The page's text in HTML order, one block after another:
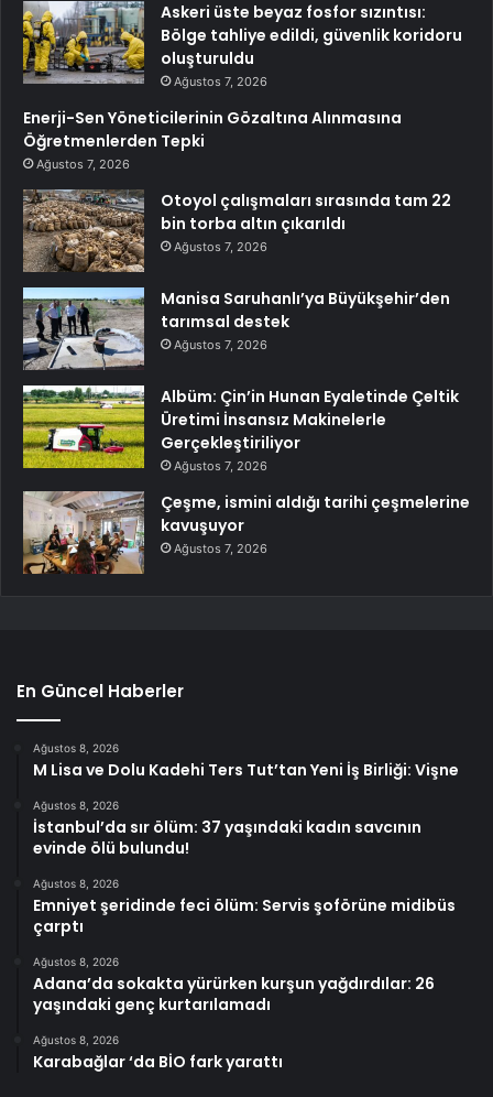
Askeri üste beyaz fosfor sızıntısı:
Bölge tahliye edildi, güvenlik koridoru
oluşturuldu
Ağustos 7, 2026
Enerji-Sen Yöneticilerinin Gözaltına Alınmasına
Öğretmenlerden Tepki
Ağustos 7, 2026
Otoyol çalışmaları sırasında tam 22
bin torba altın çıkarıldı
Ağustos 7, 2026
Manisa Saruhanlı’ya Büyükşehir’den
tarımsal destek
Ağustos 7, 2026
Albüm: Çin’in Hunan Eyaletinde Çeltik
Üretimi İnsansız Makinelerle
Gerçekleştiriliyor
Ağustos 7, 2026
Çeşme, ismini aldığı tarihi çeşmelerine
kavuşuyor
Ağustos 7, 2026
En Güncel Haberler
Ağustos 8, 2026
M Lisa ve Dolu Kadehi Ters Tut’tan Yeni İş Birliği: Vişne
Ağustos 8, 2026
İstanbul’da sır ölüm: 37 yaşındaki kadın savcının
evinde ölü bulundu!
Ağustos 8, 2026
Emniyet şeridinde feci ölüm: Servis şoförüne midibüs
çarptı
Ağustos 8, 2026
Adana’da sokakta yürürken kurşun yağdırdılar: 26
yaşındaki genç kurtarılamadı
Ağustos 8, 2026
Karabağlar ‘da BİO fark yarattı